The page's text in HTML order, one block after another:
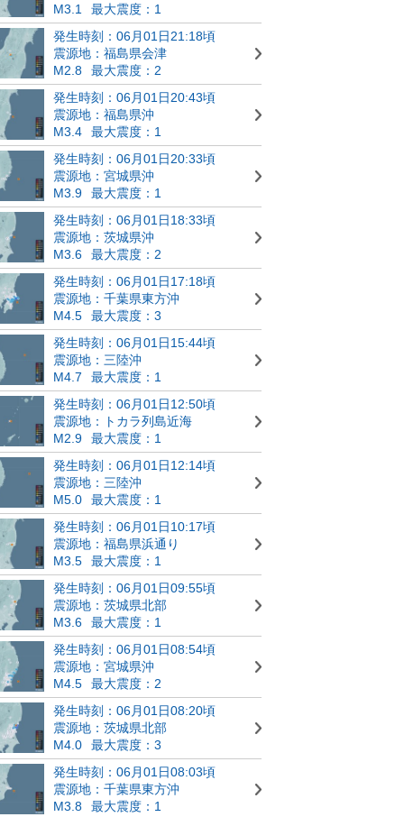
M3.1
最大震度：1
発生時刻：06月01日21:18頃
震源地：福島県会津
M2.8
最大震度：2
発生時刻：06月01日20:43頃
震源地：福島県沖
M3.4
最大震度：1
発生時刻：06月01日20:33頃
震源地：宮城県沖
M3.9
最大震度：1
発生時刻：06月01日18:33頃
震源地：茨城県沖
M3.6
最大震度：2
発生時刻：06月01日17:18頃
震源地：千葉県東方沖
M4.5
最大震度：3
発生時刻：06月01日15:44頃
震源地：三陸沖
M4.7
最大震度：1
発生時刻：06月01日12:50頃
震源地：トカラ列島近海
M2.9
最大震度：1
発生時刻：06月01日12:14頃
震源地：三陸沖
M5.0
最大震度：1
発生時刻：06月01日10:17頃
震源地：福島県浜通り
M3.5
最大震度：1
発生時刻：06月01日09:55頃
震源地：茨城県北部
M3.6
最大震度：1
発生時刻：06月01日08:54頃
震源地：宮城県沖
M4.5
最大震度：2
発生時刻：06月01日08:20頃
震源地：茨城県北部
M4.0
最大震度：3
発生時刻：06月01日08:03頃
震源地：千葉県東方沖
M3.8
最大震度：1